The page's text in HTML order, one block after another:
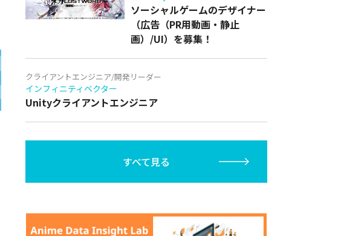
ソーシャルゲームのデザイナー
（広告（PR用動画・静止
画）/UI）を募集！
クライアントエンジニア/開発リーダー
インフィニティベクター
Unityクライアントエンジニア
すべて見る